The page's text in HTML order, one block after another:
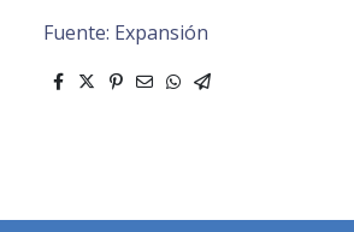
Fuente: Expansión